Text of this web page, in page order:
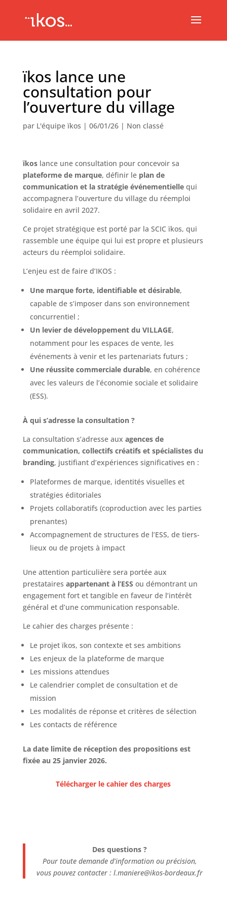
ïkos lance une
consultation pour
l’ouverture du village
par L'équipe ïkos | 06/01/26| Non classé
ïkoslance une consultation pour concevoir sa
plateforme de marque, définir le plan de
communication et la stratégie événementiellequi
accompagnera l’ouverture du village du réemploi
solidaire en avril 2027.
Ce projet stratégique est porté par la SCIC ïkos, qui
rassemble une équipe qui lui est propre et plusieurs
acteurs du réemploi solidaire.
L’enjeu est de faire d’IKOS :
Une marque forte, identifiable et désirable,
capable de s’imposer dans son environnement
concurrentiel ;
Un levier de développement du VILLAGE,
notamment pour les espaces de vente, les
événements à venir et les partenariats futurs ;
Une réussite commerciale durable, en cohérence
avec les valeurs de l’économie sociale et solidaire
(ESS).
À qui s’adresse la consultation ?
La consultation s’adresse aux agences de
communication, collectifs créatifs et spécialistes du
branding, justifiant d’expériences significatives en :
Plateformes de marque, identités visuelles et
stratégies éditoriales
Projets collaboratifs (coproduction avec les parties
prenantes)
Accompagnement de structures de l’ESS, de tiers-
lieux ou de projets à impact
Une attention particulière sera portée aux
prestataires appartenant à l’ESS ou démontrant un
engagement fort et tangible en faveur de l’intérêt
général et d’une communication responsable.
Le cahier des charges présente :
Le projet ïkos, son contexte et ses ambitions
Les enjeux de la plateforme de marque
Les missions attendues
Le calendrier complet de consultation et de
mission
Les modalités de réponse et critères de sélection
Les contacts de référence
La date limite de réception des propositions est
fixée au 25 janvier 2026.
Télécharger le cahier des charges
Des questions ?
Pour toute demande d’information ou précision,
vous pouvez contacter : l.maniere@ikos-bordeaux.fr